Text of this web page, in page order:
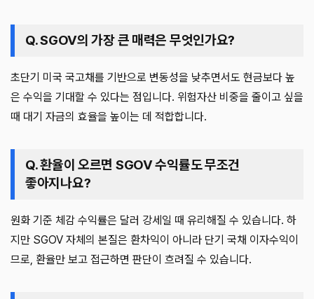
Q. SGOV의 가장 큰 매력은 무엇인가요?
초단기 미국 국고채를 기반으로 변동성을 낮추면서도 현금보다 높
은 수익을 기대할 수 있다는 점입니다. 위험자산 비중을 줄이고 싶을
때 대기 자금의 효율을 높이는 데 적합합니다.
Q. 환율이 오르면 SGOV 수익률도 무조건
좋아지나요?
원화 기준 체감 수익률은 달러 강세일 때 유리해질 수 있습니다. 하
지만 SGOV 자체의 본질은 환차익이 아니라 단기 국채 이자수익이
므로, 환율만 보고 접근하면 판단이 흐려질 수 있습니다.